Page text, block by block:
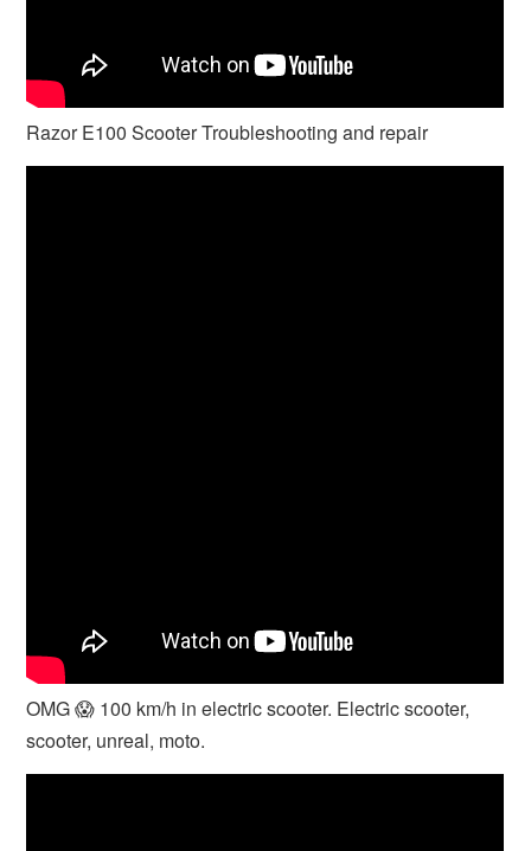
Razor E100 Scooter Troubleshooting and repair
OMG 😱 100 km/h in electric scooter. Electric scooter,
scooter, unreal, moto.